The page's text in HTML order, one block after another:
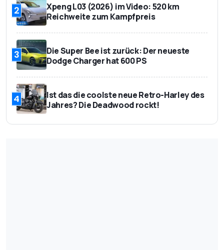
2
Xpeng L03 (2026) im Video: 520 km
Reichweite zum Kampfpreis
3
Die Super Bee ist zurück: Der neueste
Dodge Charger hat 600 PS
4
Ist das die coolste neue Retro-Harley des
Jahres? Die Deadwood rockt!